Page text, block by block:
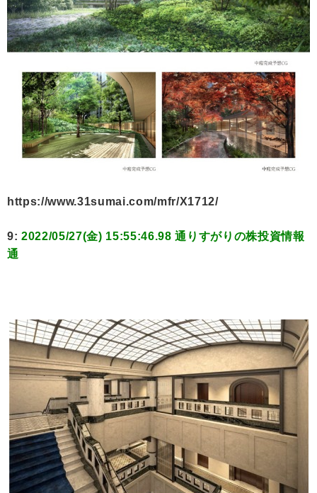
https://www.31sumai.com/mfr/X1712/
9: 2022/05/27(金) 15:55:46.98 通りすがりの株投資情報
通